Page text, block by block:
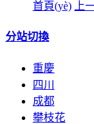
首頁(yè) 上
分站切換
重慶
四川
成都
攀枝花